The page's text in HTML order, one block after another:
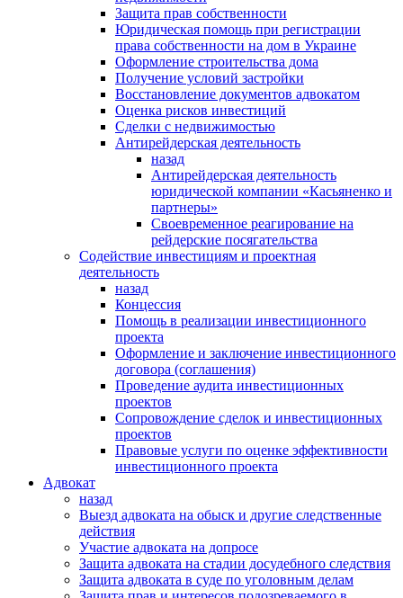
Защита прав собственности
Юридическая помощь при регистрации
права собственности на дом в Украине
Оформление строительства дома
Получение условий застройки
Восстановление документов адвокатом
Оценка рисков инвестиций
Сделки с недвижимостью
Антирейдерская деятельность
назад
Антирейдерская деятельность
юридической компании «Касьяненко и
партнеры»
Своевременное реагирование на
рейдерские посягательства
Содействие инвестициям и проектная
деятельность
назад
Концессия
Помощь в реализации инвестиционного
проекта
Оформление и заключение инвестиционного
договора (соглашения)
Проведение аудита инвестиционных
проектов
Сопровождение сделок и инвестиционных
проектов
Правовые услуги по оценке эффективности
инвестиционного проекта
Адвокат
назад
Выезд адвоката на обыск и другие следственные
действия
Участие адвоката на допросе
Защита адвоката на стадии досудебного следствия
Защита адвоката в суде по уголовным делам